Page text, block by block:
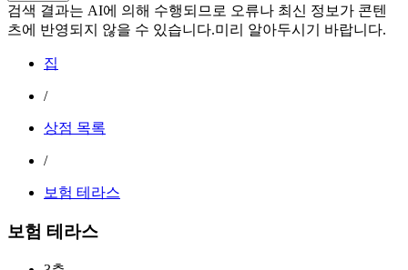
검색 결과는 AI에 의해 수행되므로 오류나 최신 정보가 콘텐
츠에 반영되지 않을 수 있습니다.미리 알아두시기 바랍니다.
집
/
상점 목록
/
보험 테라스
보험 테라스